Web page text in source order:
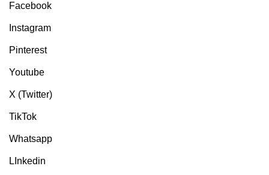
Facebook
Instagram
Pinterest
Youtube
X (Twitter)
TikTok
Whatsapp
LInkedin